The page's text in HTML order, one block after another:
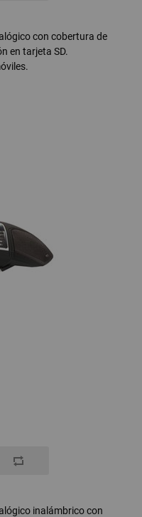
con cobertura de
en tarjeta SD.
inalámbrico con